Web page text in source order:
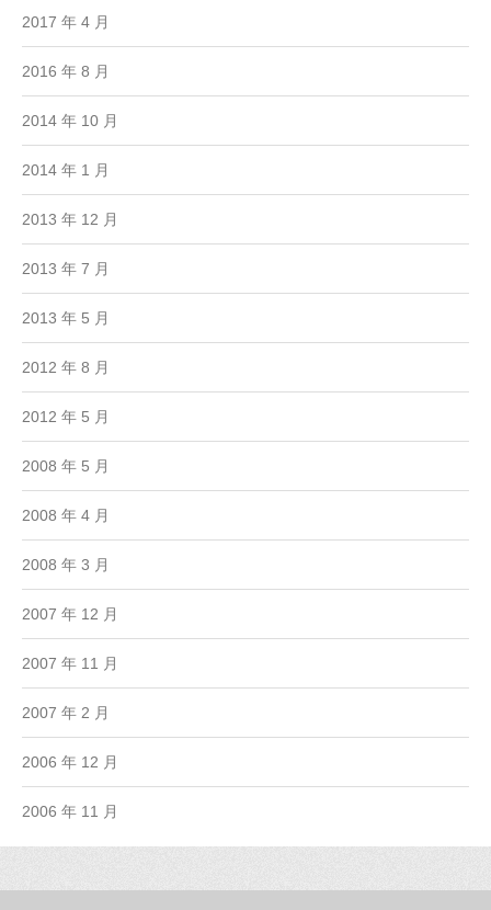
2017 年 4 月
2016 年 8 月
2014 年 10 月
2014 年 1 月
2013 年 12 月
2013 年 7 月
2013 年 5 月
2012 年 8 月
2012 年 5 月
2008 年 5 月
2008 年 4 月
2008 年 3 月
2007 年 12 月
2007 年 11 月
2007 年 2 月
2006 年 12 月
2006 年 11 月